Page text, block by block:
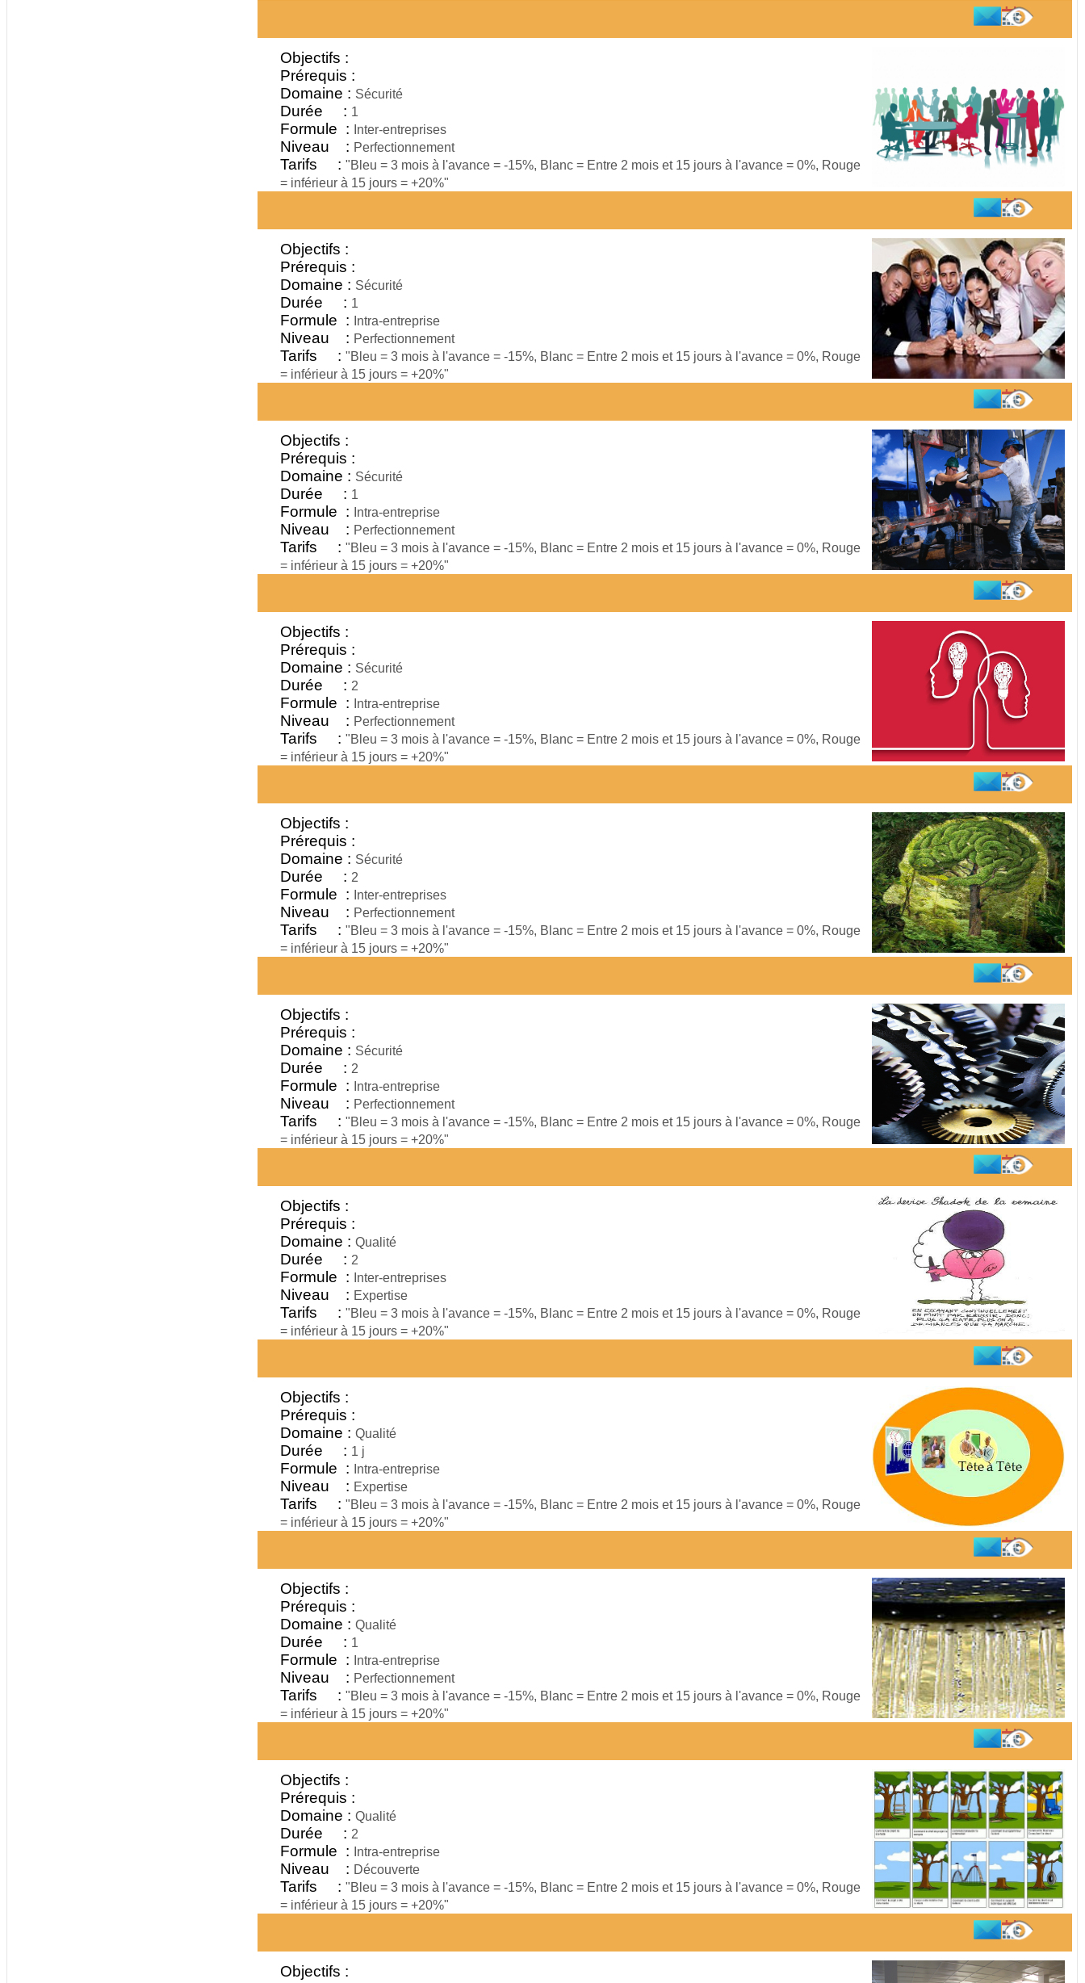
Objectifs :
Prérequis :
Domaine : Sécurité
Durée : 1
Formule : Inter-entreprises
Niveau : Perfectionnement
Tarifs : "Bleu = 3 mois à l'avance = -15%, Blanc = Entre 2 mois et 15 jours à l'avance = 0%, Rouge
= inférieur à 15 jours = +20%"
Objectifs :
Prérequis :
Domaine : Sécurité
Durée : 1
Formule : Intra-entreprise
Niveau : Perfectionnement
Tarifs : "Bleu = 3 mois à l'avance = -15%, Blanc = Entre 2 mois et 15 jours à l'avance = 0%, Rouge
= inférieur à 15 jours = +20%"
Objectifs :
Prérequis :
Domaine : Sécurité
Durée : 1
Formule : Intra-entreprise
Niveau : Perfectionnement
Tarifs : "Bleu = 3 mois à l'avance = -15%, Blanc = Entre 2 mois et 15 jours à l'avance = 0%, Rouge
= inférieur à 15 jours = +20%"
Objectifs :
Prérequis :
Domaine : Sécurité
Durée : 2
Formule : Intra-entreprise
Niveau : Perfectionnement
Tarifs : "Bleu = 3 mois à l'avance = -15%, Blanc = Entre 2 mois et 15 jours à l'avance = 0%, Rouge
= inférieur à 15 jours = +20%"
Objectifs :
Prérequis :
Domaine : Sécurité
Durée : 2
Formule : Inter-entreprises
Niveau : Perfectionnement
Tarifs : "Bleu = 3 mois à l'avance = -15%, Blanc = Entre 2 mois et 15 jours à l'avance = 0%, Rouge
= inférieur à 15 jours = +20%"
Objectifs :
Prérequis :
Domaine : Sécurité
Durée : 2
Formule : Intra-entreprise
Niveau : Perfectionnement
Tarifs : "Bleu = 3 mois à l'avance = -15%, Blanc = Entre 2 mois et 15 jours à l'avance = 0%, Rouge
= inférieur à 15 jours = +20%"
Objectifs :
Prérequis :
Domaine : Qualité
Durée : 2
Formule : Inter-entreprises
Niveau : Expertise
Tarifs : "Bleu = 3 mois à l'avance = -15%, Blanc = Entre 2 mois et 15 jours à l'avance = 0%, Rouge
= inférieur à 15 jours = +20%"
Objectifs :
Prérequis :
Domaine : Qualité
Durée : 1 j
Formule : Intra-entreprise
Niveau : Expertise
Tarifs : "Bleu = 3 mois à l'avance = -15%, Blanc = Entre 2 mois et 15 jours à l'avance = 0%, Rouge
= inférieur à 15 jours = +20%"
Objectifs :
Prérequis :
Domaine : Qualité
Durée : 1
Formule : Intra-entreprise
Niveau : Perfectionnement
Tarifs : "Bleu = 3 mois à l'avance = -15%, Blanc = Entre 2 mois et 15 jours à l'avance = 0%, Rouge
= inférieur à 15 jours = +20%"
Objectifs :
Prérequis :
Domaine : Qualité
Durée : 2
Formule : Intra-entreprise
Niveau : Découverte
Tarifs : "Bleu = 3 mois à l'avance = -15%, Blanc = Entre 2 mois et 15 jours à l'avance = 0%, Rouge
= inférieur à 15 jours = +20%"
Objectifs :